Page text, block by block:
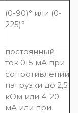
(0-90)° или (0-
225)°
постоянный
ток 0-5 мА при
сопротивлении
нагрузки до 2,5
кОм или 4-20
мА или при